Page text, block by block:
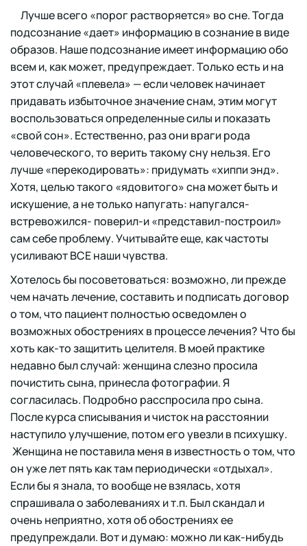
Лучше всего «порог растворяется» во сне. Тогда
подсознание «дает» информацию в сознание в виде
образов. Наше подсознание имеет информацию обо
всем и, как может, предупреждает. Только есть и на
этот случай «плевела» — если человек начинает
придавать избыточное значение снам, этим могут
воспользоваться определенные силы и показать
«свой сон». Естественно, раз они враги рода
человеческого, то верить такому сну нельзя. Его
лучше «перекодировать»: придумать «хиппи энд».
Хотя, целью такого «ядовитого» сна может быть и
искушение, а не только напугать: напугался-
встревожился- поверил-и «представил-построил»
сам себе проблему. Учитывайте еще, как частоты
усиливают ВСЕ наши чувства.
Хотелось бы посоветоваться: возможно, ли прежде
чем начать лечение, составить и подписать договор
о том, что пациент полностью осведомлен о
возможных обострениях в процессе лечения? Что бы
хоть как-то защитить целителя. В моей практике
недавно был случай: женщина слезно просила
почистить сына, принесла фотографии. Я
согласилась. Подробно расспросила про сына.
После курса списывания и чисток на расстоянии
наступило улучшение, потом его увезли в психушку.
Женщина не поставила меня в известность о том, что
он уже лет пять как там периодически «отдыхал».
Если бы я знала, то вообще не взялась, хотя
спрашивала о заболеваниях и т.п. Был скандал и
очень неприятно, хотя об обострениях ее
предупреждали. Вот и думаю: можно ли как-нибудь